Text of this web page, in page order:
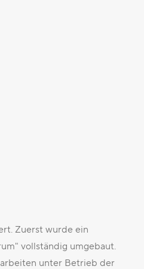
Zuerst wurde ein
vollständig umgebaut.
unter Betrieb der